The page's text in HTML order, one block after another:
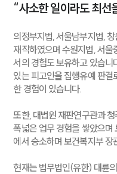
“사소한 일이라도 최선
의정부지법, 서울남부지법,
재직하였으며 수원지법, 서
서의 경험도 보유하고 있습니
있는 피고인을 집행유예 판
한 경험이 있습니다.
또한, 대법원 재판연구관과
폭넓은 업무 경험을 쌓았으며
에서 승소하며 보건복지부 장
현재는 법무법인(유한) 대륜